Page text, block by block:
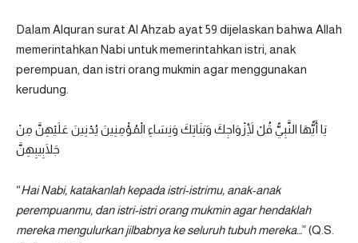
Dalam Alquran surat Al Ahzab ayat 59 dijelaskan bahwa Allah
memerintahkan Nabi untuk memerintahkan istri, anak
perempuan, dan istri orang mukmin agar menggunakan
kerudung.
يَا أَيُّهَا النَّبِيُّ قُلْ لِأَزْوَاجِكَ وَبَنَاتِكَ وَنِسَاءِ الْمُؤْمِنِينَ يُدْنِينَ عَلَيْهِنَّ مِنْ
جَلَابِيبِهِنَّ
“Hai Nabi, katakanlah kepada istri-istrimu, anak-anak
perempuanmu, dan istri-istri orang mukmin agar hendaklah
mereka mengulurkan jilbabnya ke seluruh tubuh mereka…” (Q.S.